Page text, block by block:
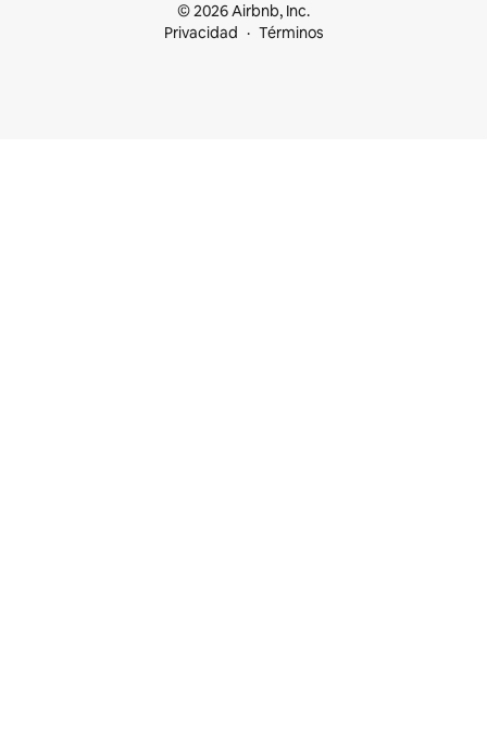
© 2026 Airbnb, Inc.
Privacidad
Términos